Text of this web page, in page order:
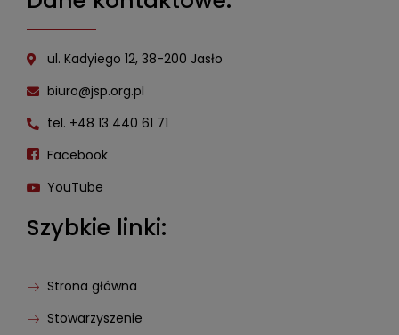
ul. Kadyiego 12, 38-200 Jasło
biuro@jsp.org.pl
tel. +48 13 440 61 71
Facebook
YouTube
Szybkie linki:
Strona główna
Stowarzyszenie